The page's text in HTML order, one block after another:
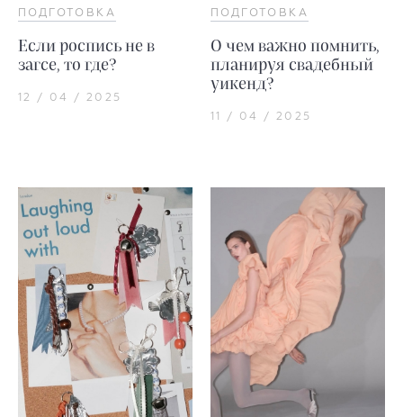
ПОДГОТОВКА
Если роспись не в
загсе, то где?
12 / 04 / 2025
ПОДГОТОВКА
О чем важно помнить,
планируя свадебный
уикенд?
11 / 04 / 2025